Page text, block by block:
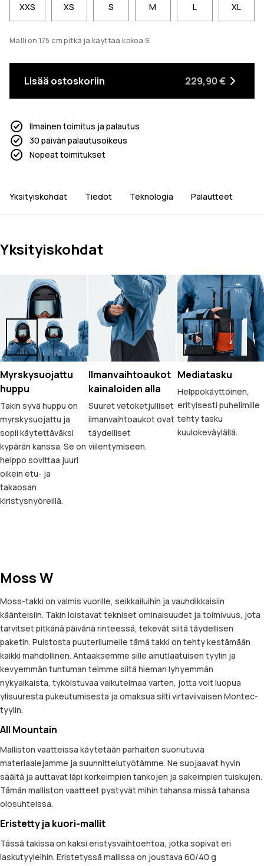
XXS XS S M L XL
Malli on 175 cm pitkä ja käyttää kokoa S.
Lisää ostoskoriin 229,90 €
Ilmainen toimitus ja palautus
30 päivän palautusoikeus
Nopeat toimitukset
Yksityiskohdat Tiedot Teknologia Palautteet
Yksityiskohdat
Myrskysuojattu
huppu
Takin syvä huppu on
myrskysuojattu ja
sopii käytettäväksi
kypärän kanssa. Se on
helppo sovittaa juuri
oikein etu- ja
takaosan
kiristysnyöreillä.
Ilmanvaihtoaukot
kainaloiden alla
Suuret vetoketjulliset
ilmanvaihtoaukot ovat
täydelliset
viilentymiseen.
Mediatasku
Helppokäyttöinen,
erityisesti puhelimille
tehty tasku
kuulokeväylällä.
Moss W
Moss-takki on valmis vuorille, seikkailuihin ja vauhdikkaisiin
käänteisiin. Takin loistavat tekniset ominaisuudet ja toimivuus, jota
tarvitset pitkänä päivänä rinteessä, tekevät siitä täydellisen
paketin. Puistosta puuterilumelle tämä takki on tehty kestämään
kaikki mahdollinen. Antaaksemme sille ainutlaatuisen tyylin ja
kevyemmän tuntuman teimme siitä hieman lyhyemmän
nykyaikaista, tyköistuvaa vaikutelmaa varten, jotta voit luopua
ylisuuresta pukeutumisesta ja omaksua silti virtaviivaisen Montec-
tyylin.
All Mountain
Malliston vaatteissa käytetään parhaiten suoriutuvia
materiaalejamme ja suunnittelutyötämme. Ne suojaavat hyvin
säältä ja auttavat läpi korkeimpien tankojen ja sakeimpien tuiskujen.
Tämän malliston vaatteet pystyvät mihin tahansa missä tahansa
olosuhteissa.
Eristetty ja kuori-mallit
Tässä takissa on kaksi eristysvaihtoehtoa, jotka sopivat eri
laskutyyleihin. Eristetyssä mallissa on joustava 60/40 g